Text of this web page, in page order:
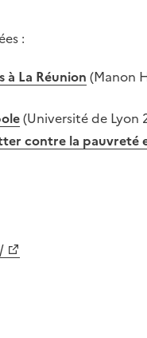
:
à La Réunion (Manon
(Université de Lyon
contre la pauvreté